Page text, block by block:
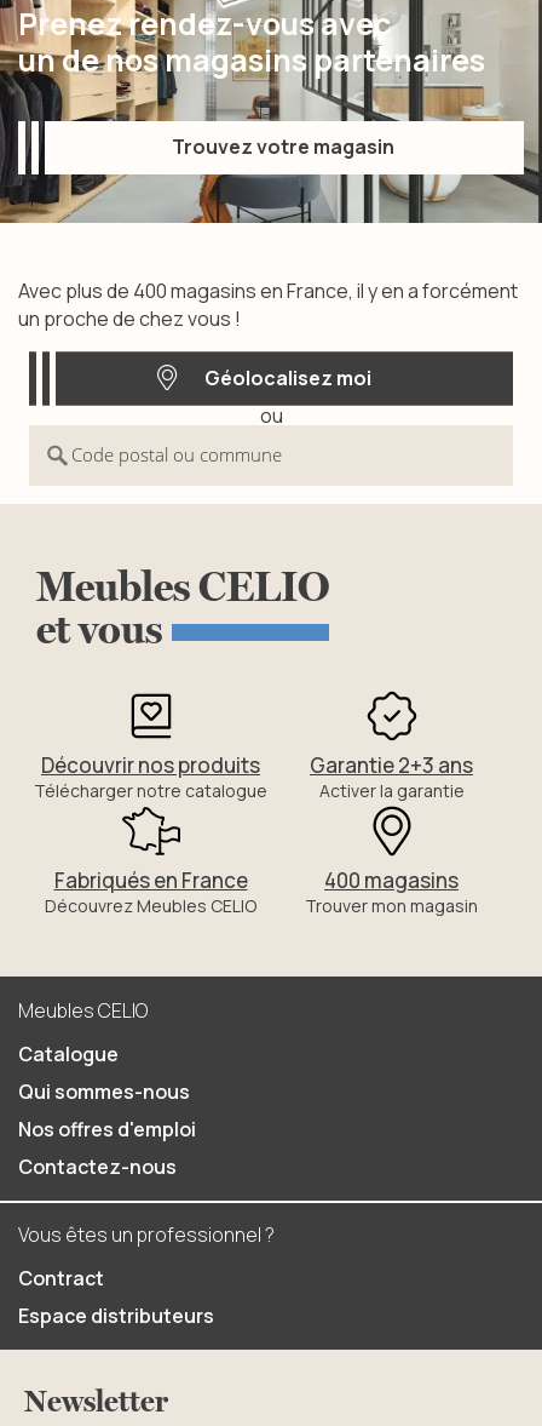
Prenez rendez-vous avec
un de nos magasins partenaires
Trouvez votre magasin
Trouvez votre magasin
Avec plus de 400 magasins en France, il y en a forcément
un proche de chez vous !
Géolocalisez moi
Géolocalisez moi
ou
Code postal ou commune
MeublesCELIO
etvous
Découvrir nos produits
Télécharger notre catalogue
Garantie 2+3 ans
Activer la garantie
Fabriqués en France
Découvrez Meubles CELIO
400 magasins
Trouver mon magasin
Meubles CELIO
Catalogue
Qui sommes-nous
Nos offres d'emploi
Contactez-nous
Vous êtes un professionnel ?
Contract
Espace distributeurs
Newsletter